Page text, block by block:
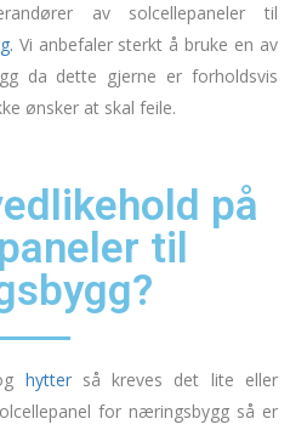
av solcellepaneler til
Vi anbefaler sterkt å bruke en av
da dette gjerne er forholdsvis
ønsker at skal feile.
på
til
hytterså kreves det lite eller
for næringsbygg så er